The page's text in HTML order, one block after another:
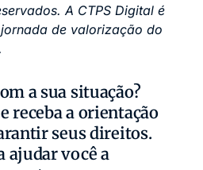
A CTPS Digital é
de valorização do
a sua situação?
receba a orientação
seus direitos.
ajudar você a